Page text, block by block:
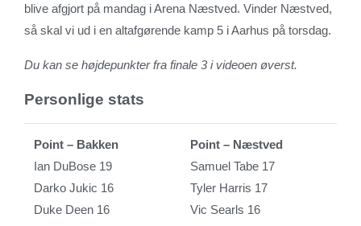
blive afgjort på mandag i Arena Næstved. Vinder Næstved,
så skal vi ud i en altafgørende kamp 5 i Aarhus på torsdag.
Du kan se højdepunkter fra finale 3 i videoen øverst.
Personlige stats
Point – Bakken
Ian DuBose 19
Darko Jukic 16
Duke Deen 16
Point – Næstved
Samuel Tabe 17
Tyler Harris 17
Vic Searls 16